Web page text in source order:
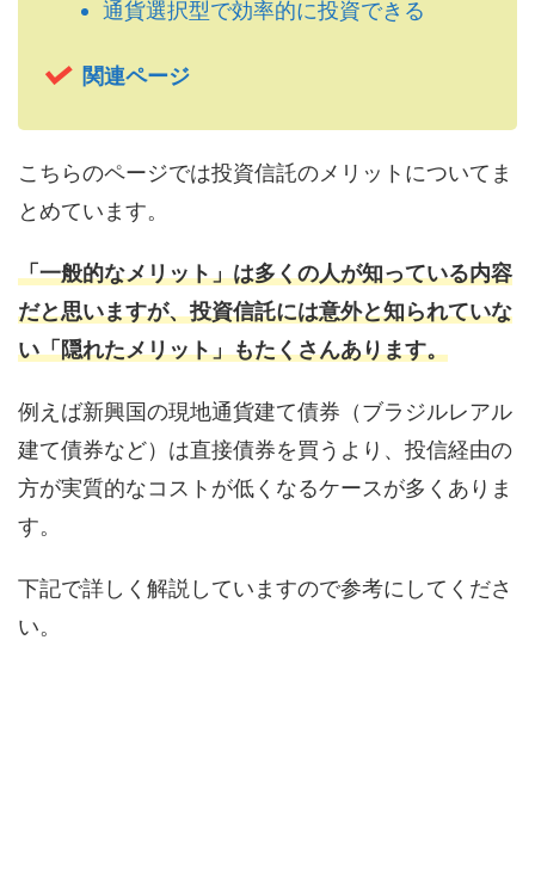
通貨選択型で効率的に投資できる
関連ページ
こちらのページでは投資信託のメリットについてま
とめています。
「一般的なメリット」は多くの人が知っている内容
だと思いますが、投資信託には意外と知られていな
い「隠れたメリット」もたくさんあります。
例えば新興国の現地通貨建て債券（ブラジルレアル
建て債券など）は直接債券を買うより、投信経由の
方が実質的なコストが低くなるケースが多くありま
す。
下記で詳しく解説していますので参考にしてくださ
い。